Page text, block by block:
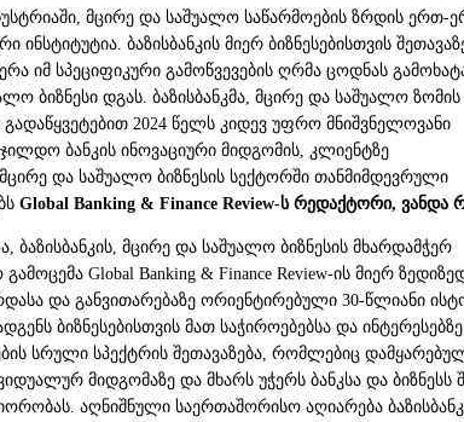
მცირე და საშუალო საწარმოების ზრდის ერთ-
ინსტიტუტია. ბაზისბანკის მიერ ბიზნესებისთვის
იმ სპეციფიკური გამოწვევების ღრმა ცოდნას
ბიზნესი დგას. ბაზისბანკმა, მცირე და საშუალო ზომის
2024 წელს კიდევ უფრო მნიშვნელოვანი
ბანკის ინოვაციური მიდგომის, კლიენტზე
და საშუალო ბიზნესის სექტორში თანმიმდევრული
Global Banking & Finance Review-ს რედაქტორი, ვანდა
ბაზისბანკის, მცირე და საშუალო ბიზნესის მხარდამჭერ
Global Banking & Finance Review-ის მიერ
და განვითარებაზე ორიენტირებული 30-წლიანი
ბიზნესებისთვის მათ საჭიროებებსა და ინტერესებზე
სრული სპექტრის შეთავაზება, რომლებიც
მიდგომაზე და მხარს უჭერს ბანკსა და ბიზნესს
აღნიშნული საერთაშორისო აღიარება